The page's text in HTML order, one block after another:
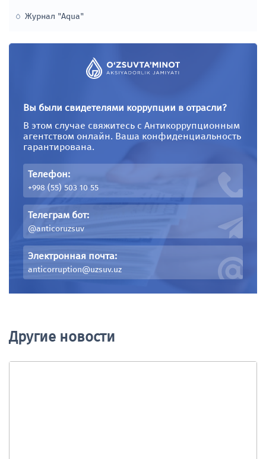
Контракты
ПРОЕКТЫ
Азиатский банк
инфраструктурных
инвестиций (АБИИ)
Всемирный Банк
Бюджет
Азиатский банк развития
МФИ
МФИ ТЕНДЕРЫ
Часто задаваемые вопросы
Журнал "Aqua"
Вы были свидетелями коррупции в отрасли?
В этом случае свяжитесь с Антикоррупционным
агентством онлайн. Ваша конфиденциальность
гарантирована.
Телефон:
+998 (55) 503 10 55
Телеграм бот:
@anticoruzsuv
Электронная почта:
anticorruption@uzsuv.uz
Другие новости